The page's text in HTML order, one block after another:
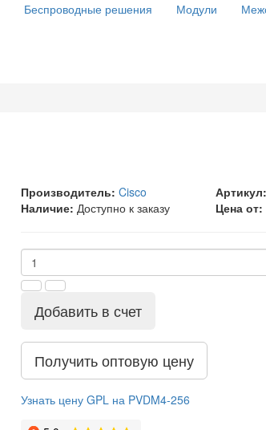
Беспроводные решения Модули
Производитель: Cisco Артикул:
Наличие: Доступно к заказу Цена от:
Добавить в счет
Получить оптовую цену
Узнать цену GPL на PVDM4-256